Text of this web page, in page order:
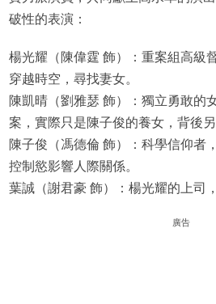
破性的表演：
楊光耀（陳偉霆 飾）：重案組高級
穿越時空，尋找妻女。
陳凱晴（劉雅瑟 飾）：獨立勇敢的
案，實際只是陳子俊的養女，背後另
陳子俊（馮德倫 飾）：科學信仰者
控制慾影響人際關係。
葉誠（謝君豪 飾）：楊光耀的上司
廣告